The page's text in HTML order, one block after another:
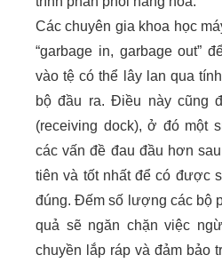
Các chuyên gia khoa học
“garbage in, garbage out”
vào tệ có thể lây lan qua
bộ đầu ra. Điều này cũng
(receiving dock), ở đó một
các vấn đề đau đầu hơn
tiên và tốt nhất để có được
đúng. Đếm số lượng các bộ
quả sẽ ngăn chặn việc
chuyền lắp ráp và đảm bảo